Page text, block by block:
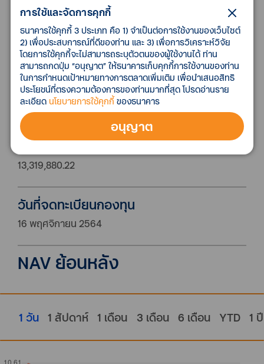
(Structured Note) นอกจากนี้ กองทุนอาจลงทุนใน
ตราสารหนี้ที่มีอันดับความน่าเชื่อถือต่ากว่าระดับที่สามารถ
ลงทุนได้ ( Non-Investment grade) และตราสารหนี้ที่ไม่ได้
รับการจัดอันดับความน่าเชื่อถือ (Unrated) และ/หรือหลัก
ทรัพย์หรือทรัพย์สินอื่น หรือการหาดอกผลโดยวิธีอื่น
อย่างใดอย่างหนึ่งหรือหลายอย่างตามที่ประกาศคณะ
กรรมการกำกับตลาดทุน หรือสำนักงาน ก.ล.ต. กำหนดให้
ลงทุนได้
มูลค่าทรัพย์สินสุทธิ
13,319,880.22
วันที่จดทะเบียนกองทุน
16 พฤศจิกายน 2564
NAV ย้อนหลัง
1 วัน 1 สัปดาห์ 1 เดือน 3 เดือน 6 เดือน YTD 1 ปี
การใช้และจัดการคุกกี้
ธนาคารใช้คุกกี้ 3 ประเภท คือ 1) จำเป็นต่อการใช้งานของเว็บไซต์
2) เพื่อประสบการณ์ที่ดีของท่าน และ 3) เพื่อการวิเคราะห์วิจัย
โดยการใช้คุกกี้จะไม่สามารถระบุตัวตนของผู้ใช้งานได้ ท่าน
สามารถกดปุ่ม “อนุญาต” ให้ธนาคารเก็บคุกกี้การใช้งานของท่าน
ในการกำหนดเป้าหมายทางการตลาดเพิ่มเติม เพื่อนำเสนอสิทธิ
ประโยชน์ที่ตรงความต้องการของท่านมากที่สุด โปรดอ่านราย
ละเอียด นโยบายการใช้คุกกี้ของธนาคาร
อนุญาต